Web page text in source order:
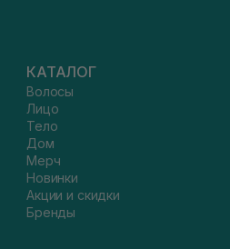
КАТАЛОГ
Волосы
Лицо
Тело
Дом
Мерч
Новинки
Акции и скидки
Бренды